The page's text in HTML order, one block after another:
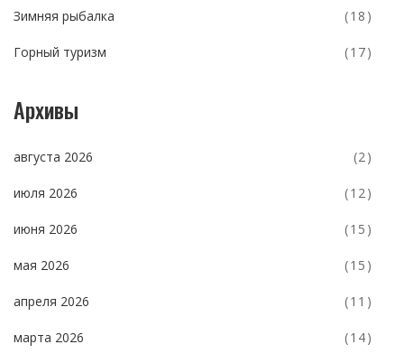
Зимняя рыбалка (18)
Горный туризм (17)
Архивы
августа 2026 (2)
июля 2026 (12)
июня 2026 (15)
мая 2026 (15)
апреля 2026 (11)
марта 2026 (14)